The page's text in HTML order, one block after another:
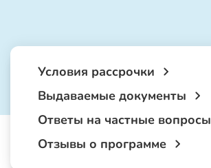
Условия рассрочки
Выдаваемые документы
Ответы на частные вопросы
Отзывы о программе